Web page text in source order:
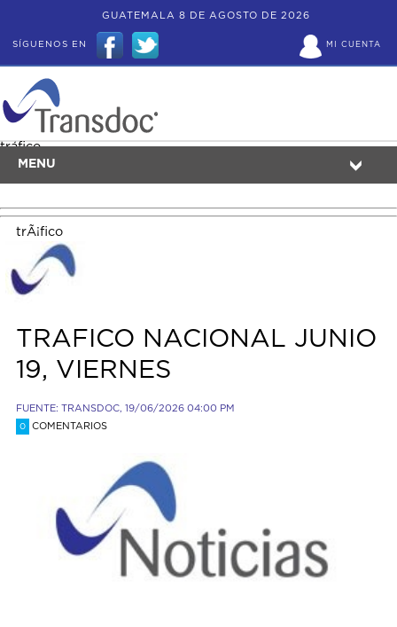
GUATEMALA 8 DE AGOSTO DE 2026
MI CUENTA
SÍGUENOS EN
MENU
tráfico
trÃ¡fico
TRAFICO NACIONAL JUNIO
19, VIERNES
FUENTE: TRANSDOC, 19/06/2026 04:00 PM
0 COMENTARIOS